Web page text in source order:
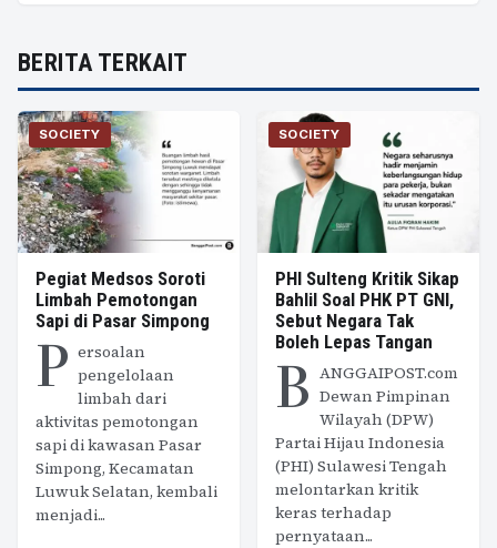
BERITA TERKAIT
SOCIETY
Pegiat Medsos Soroti
Limbah Pemotongan
Sapi di Pasar Simpong
P ersoalan
pengelolaan
limbah dari
aktivitas pemotongan
sapi di kawasan Pasar
Simpong, Kecamatan
Luwuk Selatan, kembali
menjadi...
SOCIETY
PHI Sulteng Kritik Sikap
Bahlil Soal PHK PT GNI,
Sebut Negara Tak
Boleh Lepas Tangan
B ANGGAIPOST.com
Dewan Pimpinan
Wilayah (DPW)
Partai Hijau Indonesia
(PHI) Sulawesi Tengah
melontarkan kritik
keras terhadap
pernyataan...